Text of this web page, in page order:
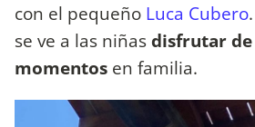
con el pequeño Luca Cubero
se ve a las niñasdisfrutar de
momentos en familia.